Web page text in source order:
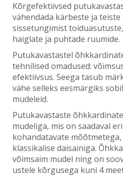
Kõrgefektiivsed
vähendada kärbeste ja
sissetungimist
haiglate ja puhtade ruumide.
Putukavastastel
tehnilised omadused:
efektiivsus. Seega tasub
vähe selleks eesmärgiks
mudeleid.
Putukavastaste
mudeliga, mis on saadaval
kohandatavate
klassikalise daisainiga.
võimsaim mudel ning on
ustele kõrgusega kuni 4